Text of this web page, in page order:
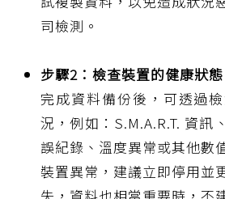
司檢測。
步驟2：檢查裝置的健康狀態
完成資料備份後，可透過
況，例如：S.M.A.R.T. 資訊
誤紀錄、溫度異常或其他數
裝置異常，建議立即停用並